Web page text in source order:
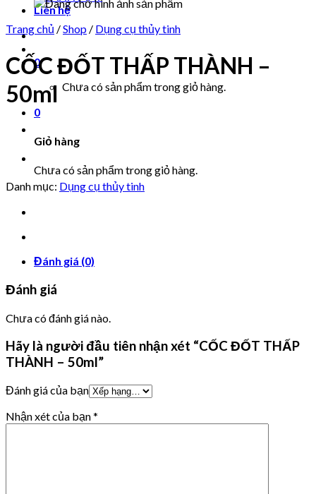
Liên hệ
0
Chưa có sản phẩm trong giỏ hàng.
0
Giỏ hàng
Chưa có sản phẩm trong giỏ hàng.
Trang chủ /Shop / Dụng cụ thủy tinh
CỐC ĐỐT THẤP THÀNH –
50ml
Danh mục: Dụng cụ thủy tinh
Đánh giá (0)
Đánh giá
Chưa có đánh giá nào.
Hãy là người đầu tiên nhận xét “CỐC ĐỐT THẤP
THÀNH – 50ml”
Đánh giá của bạn
Nhận xét của bạn*